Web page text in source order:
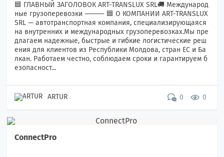
🟦 ГЛАВНЫЙ ЗАГОЛОВОК ART-TRANSLUX SRL🚚 Международ
ные грузоперевозки ⸻ 🟦 О КОМПАНИИ ART-TRANSLUX
SRL — автотранспортная компания, специализирующаяся
на внутренних и международных грузоперевозках.Мы пре
длагаем надежные, быстрые и гибкие логистические реш
ения для клиентов из Республики Молдова, стран ЕС и Ба
лкан. Работаем честно, соблюдаем сроки и гарантируем б
езопасност...
ARTUR 0 0
ConnectPro